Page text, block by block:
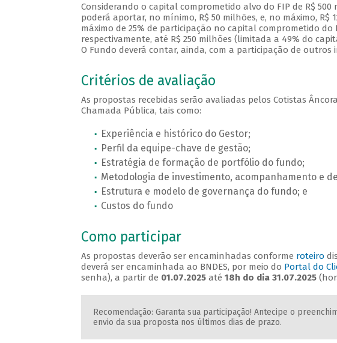
Considerando o capital comprometido alvo do FIP de R$ 500
poderá aportar, no mínimo, R$ 50 milhões, e, no máximo,
máximo de 25% de participação no capital comprometido
respectivamente, até R$ 250 milhões (limitada a 49% do
O Fundo deverá contar, ainda, com a participação de
Critérios de avaliação
As propostas recebidas serão avaliadas pelos Cotistas
Chamada Pública, tais como:
Experiência e histórico do Gestor;
Perfil da equipe-chave de gestão;
Estratégia de formação de portfólio do fundo;
Metodologia de investimento, acompanhamento e
Estrutura e modelo de governança do fundo; e
Custos do fundo
Como participar
As propostas deverão ser encaminhadas conforme roteiro
deverá ser encaminhada ao BNDES, por meio do Portal do
senha), a partir de 01.07.2025até 18h do dia 31.07.2025
Recomendação: Garanta sua participação! Antecipe o
envio da sua proposta nos últimos dias de prazo.